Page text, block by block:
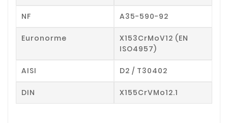
NF A35-590-92
Euronorme
X153CrMoV12 (EN
ISO4957)
AISI D2 / T30402
DIN X155CrVMo12.1